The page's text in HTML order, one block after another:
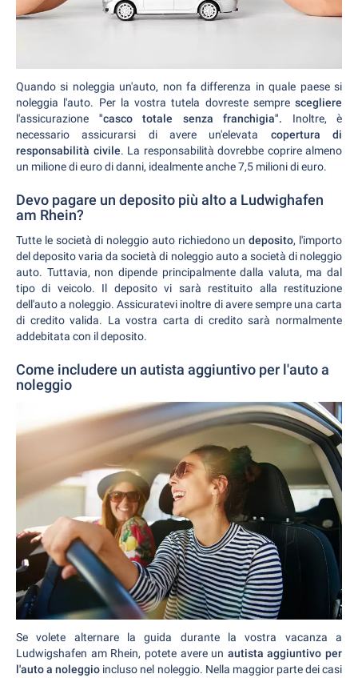
Quando si noleggia un'auto, non fa differenza in quale paese si
noleggia l'auto. Per la vostra tutela dovreste sempre scegliere
l'assicurazione "casco totale senza franchigia". Inoltre, è
necessario assicurarsi di avere un'elevata copertura di
responsabilità civile. La responsabilità dovrebbe coprire almeno
un milione di euro di danni, idealmente anche 7,5 milioni di euro.
Devo pagare un deposito più alto a Ludwighafen
am Rhein?
Tutte le società di noleggio auto richiedono undeposito, l'importo
del deposito varia da società di noleggio auto a società di noleggio
auto. Tuttavia, non dipende principalmente dalla valuta, ma dal
tipo di veicolo. Il deposito vi sarà restituito alla restituzione
dell'auto a noleggio. Assicuratevi inoltre di avere sempre una carta
di credito valida. La vostra carta di credito sarà normalmente
addebitata con il deposito.
Come includere un autista aggiuntivo per l'auto a
noleggio
Se volete alternare la guida durante la vostra vacanza a
Ludwigshafen am Rhein, potete avere un autista aggiuntivo per
l'auto a noleggio incluso nel noleggio. Nella maggior parte dei casi